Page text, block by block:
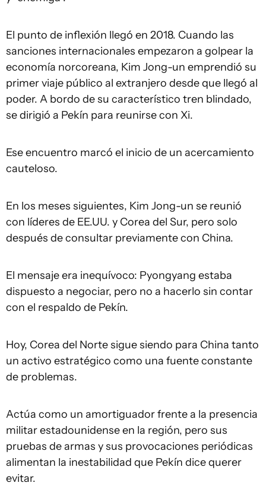
El punto de inflexión llegó en 2018. Cuando las
sanciones internacionales empezaron a golpear la
economía norcoreana, Kim Jong-un emprendió su
primer viaje público al extranjero desde que llegó al
poder. A bordo de su característico tren blindado,
se dirigió a Pekín para reunirse con Xi.
Ese encuentro marcó el inicio de un acercamiento
cauteloso.
En los meses siguientes, Kim Jong-un se reunió
con líderes de EE.UU. y Corea del Sur, pero solo
después de consultar previamente con China.
El mensaje era inequívoco: Pyongyang estaba
dispuesto a negociar, pero no a hacerlo sin contar
con el respaldo de Pekín.
Hoy, Corea del Norte sigue siendo para China tanto
un activo estratégico como una fuente constante
de problemas.
Actúa como un amortiguador frente a la presencia
militar estadounidense en la región, pero sus
pruebas de armas y sus provocaciones periódicas
alimentan la inestabilidad que Pekín dice querer
evitar.